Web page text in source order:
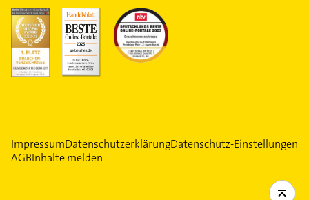
ImpressumDatenschutzerklärungDatenschutz-Einstellungen
AGBInhalte melden